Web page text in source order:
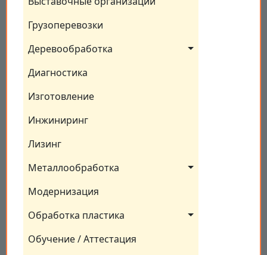
Грузоперевозки
Деревообработка
Диагностика
Изготовление
Инжиниринг
Лизинг
Металлообработка
Модернизация
Обработка пластика
Обучение / Аттестация